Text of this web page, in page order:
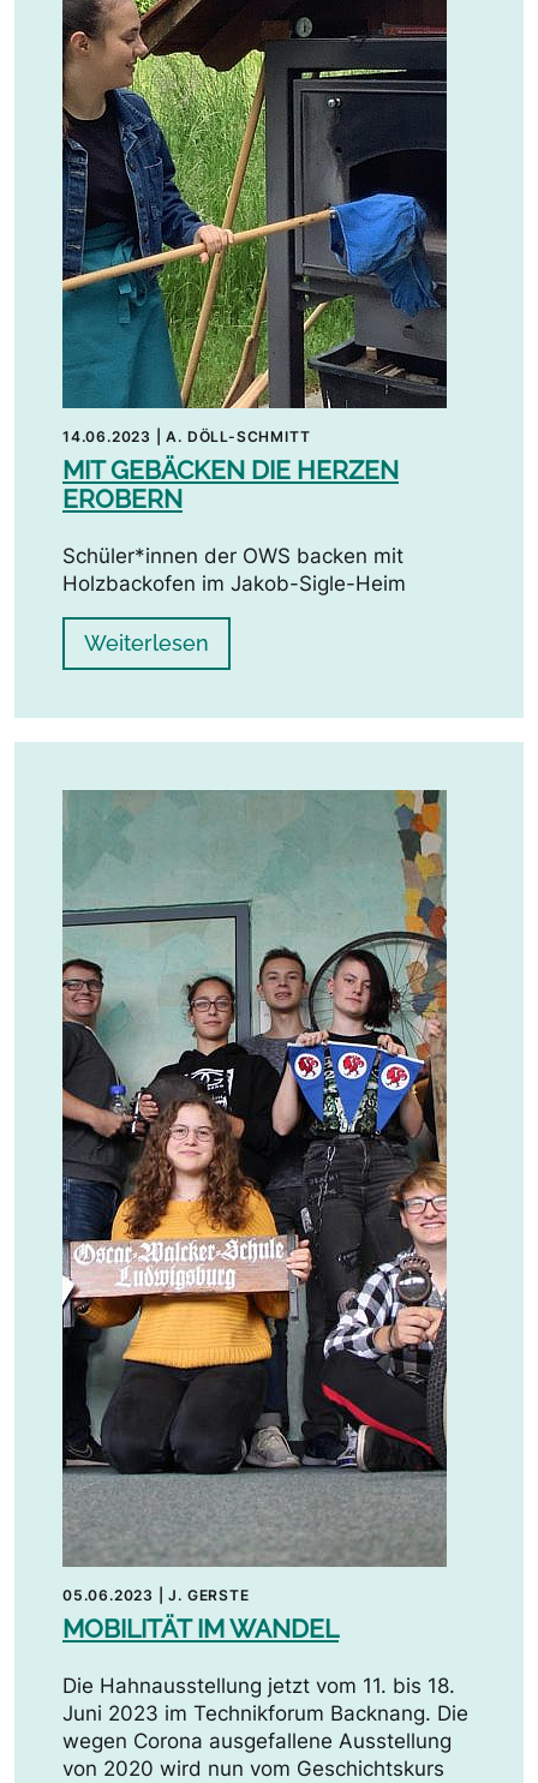
14.06.2023 |A. DÖLL-SCHMITT
MIT GEBÄCKEN DIE HERZEN
EROBERN
Schüler*innen der OWS backen mit
Holzbackofen im Jakob-Sigle-Heim
Weiterlesen
05.06.2023 |J. GERSTE
MOBILITÄT IM WANDEL
Die Hahnausstellung jetzt vom 11. bis 18.
Juni 2023 im Technikforum Backnang. Die
wegen Corona ausgefallene Ausstellung
von 2020 wird nun vom Geschichtskurs